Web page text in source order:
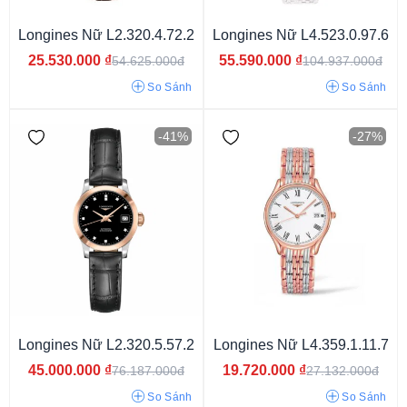
Kính Sapphire
Dây Vàng & Thép Ko Gỉ
Dây Thép Mạ Vàng PVD
Dây Thép Không Gỉ
Dây Da
Longines Nữ L2.320.4.72.2
25.530.000 ₫54.625.000đ
So Sánh
Longines Nữ L4.523.0.97.6
55.590.000 ₫104.937.000đ
So Sánh
-41%
Longines Nữ L2.320.5.57.2
45.000.000 ₫76.187.000đ
So Sánh
-27%
Longines Nữ L4.359.1.11.7
19.720.000 ₫27.132.000đ
So Sánh